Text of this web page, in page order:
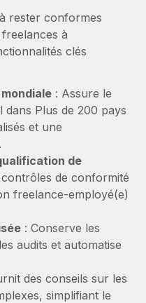
les risques en
et en toute
international
de vos
sociaux
Remote :
et Gestion des
les entreprises de
payer...
rester conformes
à
clés
: Assure le
dans Plus de 200 pays
et une
de
de conformité
freelance-employé(e)
: Conserve les
audits et automatise
des conseils sur les
simplifiant le